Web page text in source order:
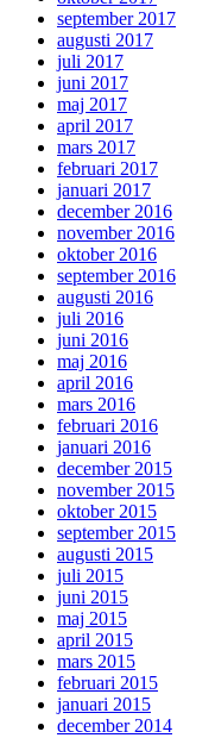
september 2017
augusti 2017
juli 2017
juni 2017
maj 2017
april 2017
mars 2017
februari 2017
januari 2017
december 2016
november 2016
oktober 2016
september 2016
augusti 2016
juli 2016
juni 2016
maj 2016
april 2016
mars 2016
februari 2016
januari 2016
december 2015
november 2015
oktober 2015
september 2015
augusti 2015
juli 2015
juni 2015
maj 2015
april 2015
mars 2015
februari 2015
januari 2015
december 2014